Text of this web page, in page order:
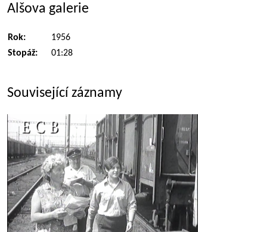
Alšova galerie
Rok:
1956
Stopáž:
01:28
Související záznamy